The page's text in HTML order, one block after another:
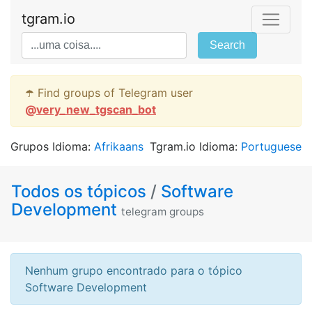
tgram.io
Search
☂️ Find groups of Telegram user
@very_new_tgscan_bot
Grupos Idioma: Afrikaans Tgram.io Idioma: Portuguese
Todos os tópicos / Software
Development telegram groups
Nenhum grupo encontrado para o tópico
Software Development